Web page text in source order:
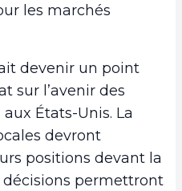
les marchés
devenir un point
sur l’avenir des
États-Unis. La
devront
positions devant la
décisions permettront